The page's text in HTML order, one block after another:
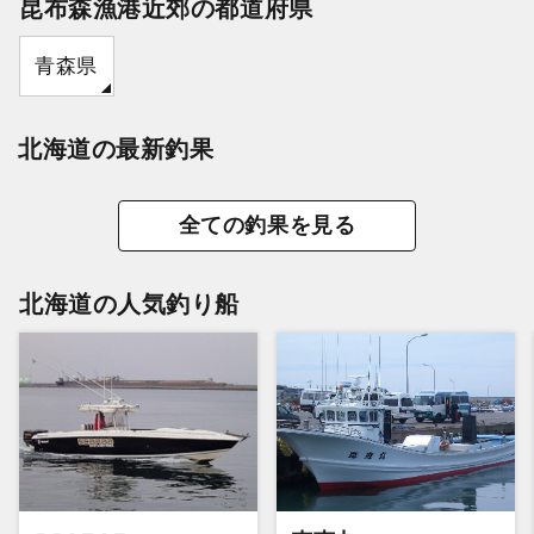
昆布森漁港近郊の都道府県
青森県
北海道の最新釣果
全ての釣果を見る
北海道の人気釣り船